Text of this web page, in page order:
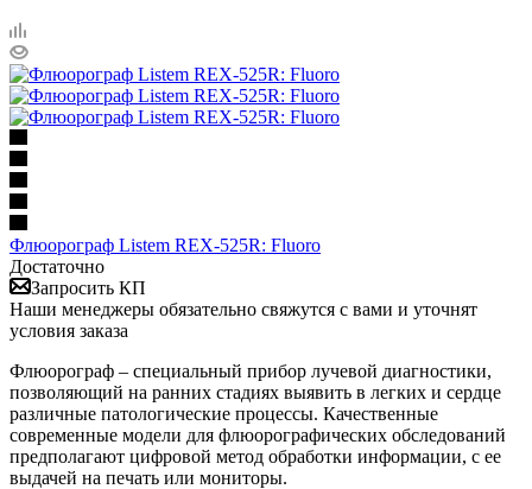
Флюорограф Listem REX-525R: Fluoro
Достаточно
Запросить КП
Наши менеджеры обязательно свяжутся с вами и уточнят
условия заказа
Флюорограф – специальный прибор лучевой диагностики,
позволяющий на ранних стадиях выявить в легких и сердце
различные патологические процессы. Качественные
современные модели для флюорографических обследований
предполагают цифровой метод обработки информации, с ее
выдачей на печать или мониторы.